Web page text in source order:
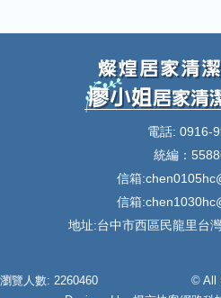
電話: 0916-
統編：
信箱:
信箱:
地址:台中市西區民龍里台
瀏覽人數: 2260460
© All